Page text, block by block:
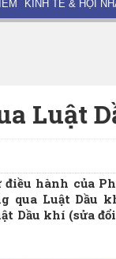
KINH TẾ & HỘI
Luật
điều hành của
qua Luật Dầu
Dầu khí (sửa